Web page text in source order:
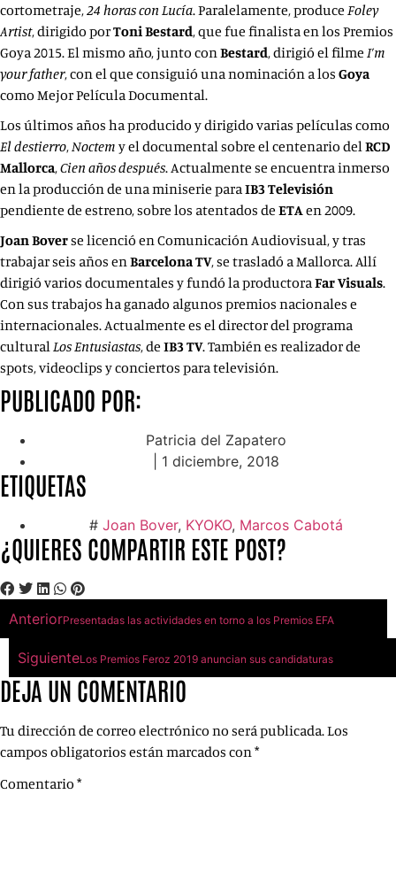
cortometraje,24 horas con Lucía. Paralelamente, produce Foley
Artist, dirigido porToni Bestard, que fue finalista en los Premios
Goya 2015. El mismo año, junto conBestard, dirigió el filme I’m
your father, con el que consiguió una nominación a los Goya
como Mejor Película Documental.
Los últimos años ha producido y dirigido varias películas como
El destierro,Noctem y el documental sobre el centenario delRCD
Mallorca,Cien años después. Actualmente se encuentra inmerso
en la producción de una miniserie paraIB3 Televisión
pendiente de estreno, sobre los atentados de ETAen 2009.
Joan Boverse licenció en Comunicación Audiovisual, y tras
trabajar seis años enBarcelona TV, se trasladó a Mallorca. Allí
dirigió varios documentales y fundó la productoraFar Visuals.
Con sus trabajos ha ganado algunos premios nacionales e
internacionales. Actualmente es el director del programa
culturalLos Entusiastas, de IB3 TV. También es realizador de
spots, videoclips y conciertos para televisión.
PUBLICADO POR:
Patricia del Zapatero
1 diciembre, 2018
ETIQUETAS
# Joan Bover, KYOKO, Marcos Cabotá
¿QUIERES COMPARTIR ESTE POST?
AnteriorPresentadas las actividades en torno a los Premios EFA
SiguienteLos Premios Feroz 2019 anuncian sus candidaturas
DEJA UN COMENTARIO
Tu dirección de correo electrónico no será publicada.Los
campos obligatorios están marcados con*
Comentario *